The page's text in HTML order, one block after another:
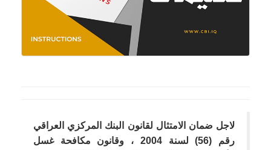
لاجل ضمان الامتثال لقانون البنك المركزي العراقي
رقم (56) لسنة 2004 ، وقانون مكافحة غسل